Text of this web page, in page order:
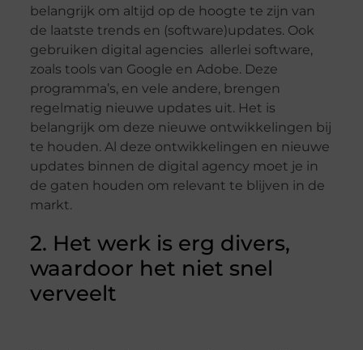
belangrijk om altijd op de hoogte te zijn van
de laatste trends en (software)updates. Ook
gebruiken digital agencies allerlei software,
zoals tools van Google en Adobe. Deze
programma’s, en vele andere, brengen
regelmatig nieuwe updates uit. Het is
belangrijk om deze nieuwe ontwikkelingen bij
te houden. Al deze ontwikkelingen en nieuwe
updates binnen de digital agency moet je in
de gaten houden om relevant te blijven in de
markt.
2. Het werk is erg divers,
waardoor het niet snel
verveelt